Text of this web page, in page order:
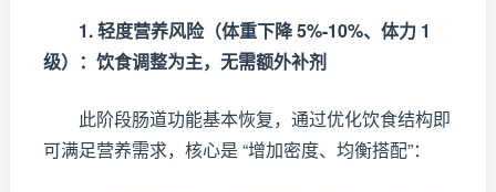
1. 轻度营养风险（体重下降 5%-10%、体力 1
级）：饮食调整为主，无需额外补剂
此阶段肠道功能基本恢复，通过优化饮食结构即
可满足营养需求，核心是 “增加密度、均衡搭配”：